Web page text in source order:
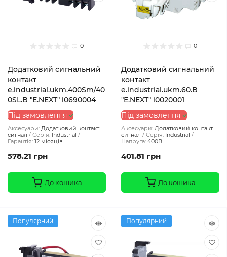
0
Додатковий сигнальний
контакт
e.industrial.ukm.400Sm/40
0SL.B "E.NEXT" i0690004
Під замовлення
Аксесуари: Додатковий контакт
сигнал
Серія: Industrial
Гарантія: 12 місяців
578.21 грн
До кошика
0
Додатковий сигнальний
контакт
e.industrial.ukm.60.B
"E.NEXT" i0020001
Під замовлення
Аксесуари: Додатковий контакт
сигнал
Серія: Industrial
Напруга: 400В
401.81 грн
До кошика
Популярний Популярний